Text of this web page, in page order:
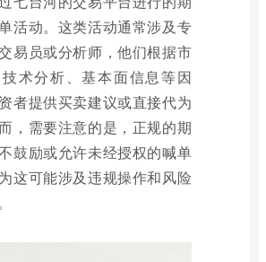
活动。这类活动通常涉及专
易员或分析师，他们根据市
术分析、基本面信息等因
者提供买卖建议或直接代为
，需要注意的是，正规的期
鼓励或允许未经授权的喊单
这可能涉及违规操作和风险